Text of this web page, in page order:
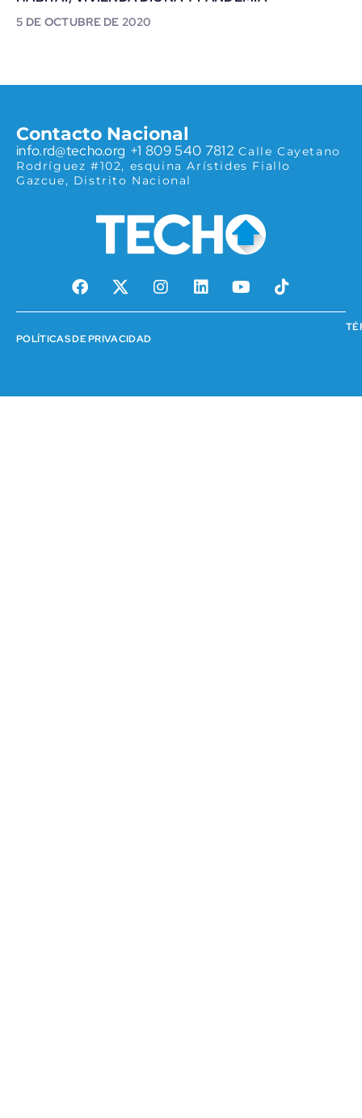
5 DE OCTUBRE DE 2020
Contacto Nacional
info.rd@techo.org +1 809 540 7812 Calle Cayetano
Rodríguez #102, esquina Arístides Fiallo
Gazcue, Distrito Nacional
POLÍTICAS DE PRIVACIDAD